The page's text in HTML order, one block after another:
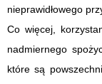
nieprawidłowego
Co więcej,
nadmiernego
które są